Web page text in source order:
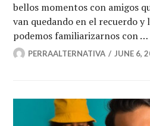
bellos momentos con amigos
van quedando en el recuerdo y
podemos familiarizarnos con …
PERRAALTERNATIVA JUNE 6,